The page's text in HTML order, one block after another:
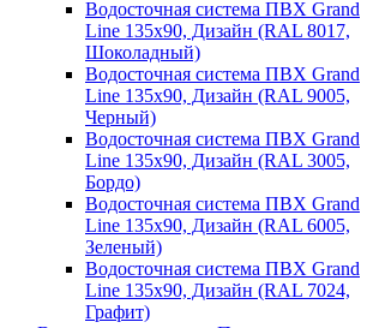
Водосточная система ПВХ Grand
Line 135х90, Дизайн (RAL 8017,
Шоколадный)
Водосточная система ПВХ Grand
Line 135х90, Дизайн (RAL 9005,
Черный)
Водосточная система ПВХ Grand
Line 135х90, Дизайн (RAL 3005,
Бордо)
Водосточная система ПВХ Grand
Line 135х90, Дизайн (RAL 6005,
Зеленый)
Водосточная система ПВХ Grand
Line 135х90, Дизайн (RAL 7024,
Графит)